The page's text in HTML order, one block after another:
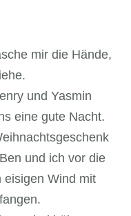
mir die Hände,
und Yasmin
eine gute Nacht.
und ich vor die
eisigen Wind mit